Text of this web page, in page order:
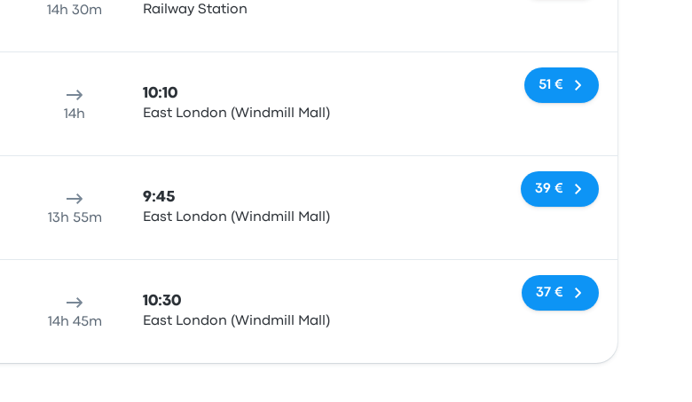
14h 30m Railway Station
14h
10:10
East London (Windmill Mall)
Sin etiquetas
51 €
13h 55m
9:45
East London (Windmill Mall)
Sin etiquetas
39 €
14h 45m
10:30
East London (Windmill Mall)
Sin etiquetas
37 €